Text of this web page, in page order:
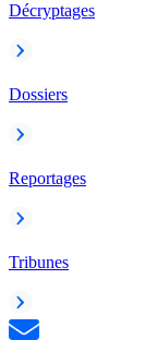
Décryptages
Dossiers
Reportages
Tribunes